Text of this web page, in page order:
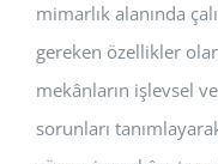
mimarlık alanında
gereken özellikler
mekânların işlevsel
sorunları